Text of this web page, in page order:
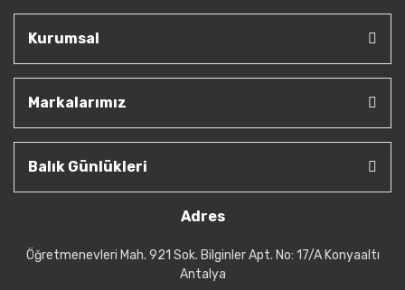
Kurumsal
Markalarımız
Balık Günlükleri
Adres
Öğretmenevleri Mah. 921 Sok. Bilginler Apt. No: 17/A Konyaaltı
Antalya